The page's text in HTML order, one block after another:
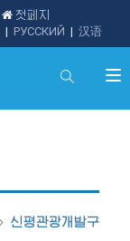
첫페지
| 汉语
| РУССКИЙ
신평관광개발구